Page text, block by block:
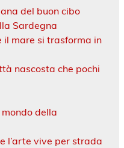
del buon cibo
Sardegna
il mare si trasforma in
nascosta che pochi
della
l’arte vive per strada